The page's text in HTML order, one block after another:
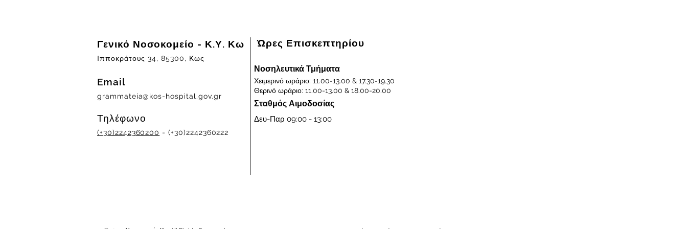
Γενικό Νοσοκομείο - Κ.Υ. Κω
Ιπποκράτους 34, 85300, Κως
Email
grammateia@kos-hospital.gov.gr
Τηλέφωνο
(+30)2242360200 - (+30)2242360222
Ώρες Επισκεπτηρίου
Νοσηλευτικά Τμήματα
Χειμερινό ωράριο: 11.00-13.00 & 17.30-19.30
Θερινό ωράριο: 11.00-13.00 & 18.00-20.00
Σταθμός Αιμοδοσίας
Δευ-Παρ 09:00 - 13:00